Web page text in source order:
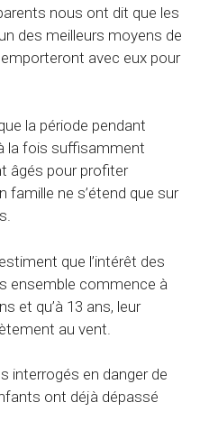
nous ont dit que les
des meilleurs moyens de
avec eux pour
la période pendant
la fois suffisamment
âgés pour profiter
famille ne s’étend que sur
que l’intérêt des
ensemble commence à
et qu’à 13 ans, leur
au vent.
interrogés en danger de
ont déjà dépassé